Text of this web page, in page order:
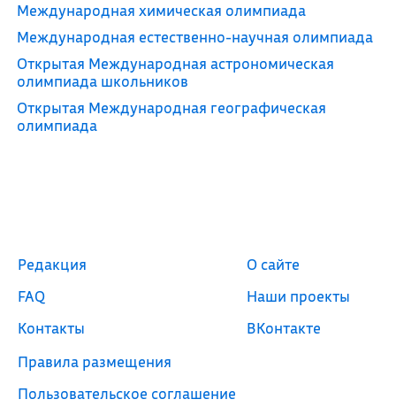
Международная химическая олимпиада
Международная естественно-научная олимпиада
Открытая Международная астрономическая
олимпиада школьников
Открытая Международная географическая
олимпиада
Редакция
FAQ
Контакты
Правила размещения
Пользовательское соглашение
О сайте
Наши проекты
ВКонтакте